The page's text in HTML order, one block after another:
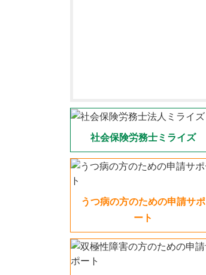
社会保険労務士ミライズ
うつ病の方のための申請サポ
ート